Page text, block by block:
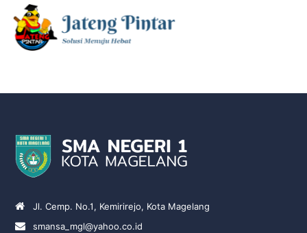
Jl. Cemp. No.1, Kemirirejo, Kota Magelang
smansa_mgl@yahoo.co.id